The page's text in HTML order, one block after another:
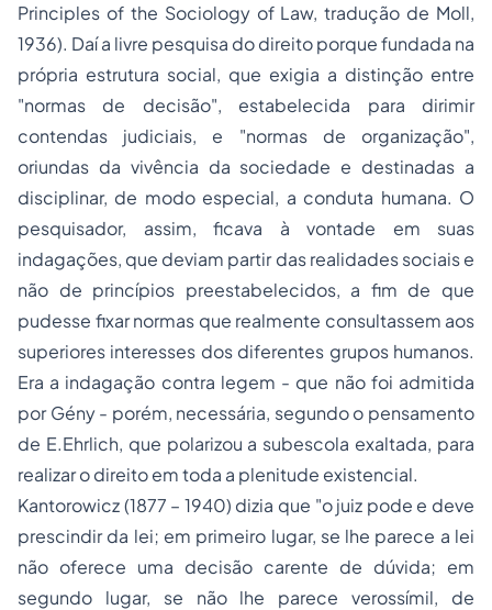
Principles of the Sociology of Law, tradução de Moll,
1936). Daí a livre pesquisa do direito porque fundada na
própria estrutura social, que exigia a distinção entre
"normas de decisão", estabelecida para dirimir
contendas judiciais, e "normas de organização",
oriundas da vivência da sociedade e destinadas a
disciplinar, de modo especial, a conduta humana. O
pesquisador, assim, ficava à vontade em suas
indagações, que deviam partir das realidades sociais e
não de princípios preestabelecidos, a fim de que
pudesse fixar normas que realmente consultassem aos
superiores interesses dos diferentes grupos humanos.
Era a indagação contra legem - que não foi admitida
por Gény - porém, necessária, segundo o pensamento
de E.Ehrlich, que polarizou a subescola exaltada, para
realizar o direito em toda a plenitude existencial.
Kantorowicz (1877 – 1940) dizia que "o juiz pode e deve
prescindir da lei; em primeiro lugar, se lhe parece a lei
não oferece uma decisão carente de dúvida; em
segundo lugar, se não lhe parece verossímil, de